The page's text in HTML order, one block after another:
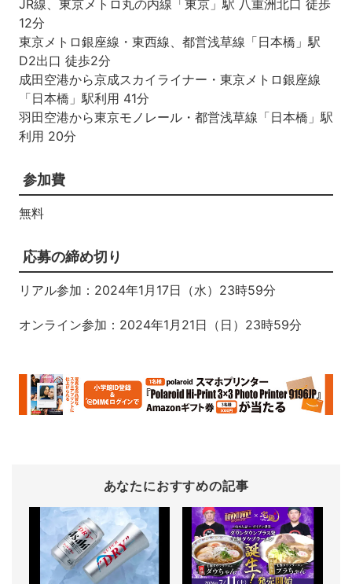
JR線、東京メトロ丸の内線「東京」駅 八重洲北口 徒歩
12分
東京メトロ銀座線・東西線、都営浅草線「日本橋」駅
D2出口 徒歩2分
成田空港から京成スカイライナー・東京メトロ銀座線
「日本橋」駅利用 41分
羽田空港から東京モノレール・都営浅草線「日本橋」駅
利用 20分
参加費
無料
応募の締め切り
リアル参加： 2024年1月 17日（水） 23時59分
オンライン参加： 2024年1月 21日（日） 23時59分
あなたにおすすめの記事